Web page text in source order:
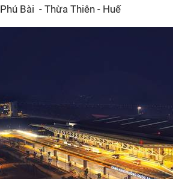
Bài - Thừa Thiên - Huế